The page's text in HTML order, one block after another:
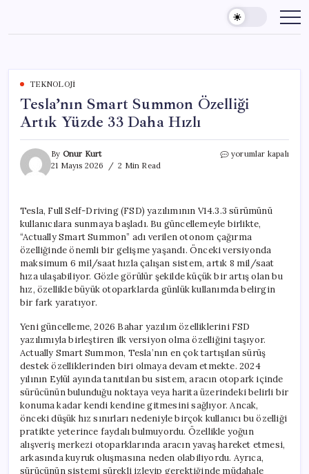
content
TEKNOLOJI
Tesla’nın Smart Summon Özelliği
Artık Yüzde 33 Daha Hızlı
By Onur Kurt
21 Mayıs 2026
2 Min Read
Tesla’nın
Yüzde
33
Daha
Hızlı
için
yorumlar kapalı
Tesla, Full Self-Driving (FSD) yazılımının V14.3.3 sürümünü
kullanıcılara sunmaya başladı. Bu güncellemeyle birlikte,
“Actually Smart Summon” adı verilen otonom çağırma
özelliğinde önemli bir gelişme yaşandı. Önceki versiyonda
maksimum 6 mil/saat hızla çalışan sistem, artık 8 mil/saat
hıza ulaşabiliyor. Gözle görülür şekilde küçük bir artış olan bu
hız, özellikle büyük otoparklarda günlük kullanımda belirgin
bir fark yaratıyor.
Yeni güncelleme, 2026 Bahar yazılım özelliklerini FSD
yazılımıyla birleştiren ilk versiyon olma özelliğini taşıyor.
Actually Smart Summon, Tesla’nın en çok tartışılan sürüş
destek özelliklerinden biri olmaya devam etmekte. 2024
yılının Eylül ayında tanıtılan bu sistem, aracın otopark içinde
sürücünün bulunduğu noktaya veya harita üzerindeki belirli bir
konuma kadar kendi kendine gitmesini sağlıyor. Ancak,
önceki düşük hız sınırları nedeniyle birçok kullanıcı bu özelliği
pratikte yeterince faydalı bulmuyordu. Özellikle yoğun
alışveriş merkezi otoparklarında aracın yavaş hareket etmesi,
arkasında kuyruk oluşmasına neden olabiliyordu. Ayrıca,
sürücünün sistemi sürekli izleyip gerektiğinde müdahale